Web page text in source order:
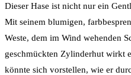
Dieser Hase ist nicht nur ein
Mit seinem blumigen,
Weste, dem im Wind wehenden
geschmückten Zylinderhut wirkt
könnte sich vorstellen, wie er